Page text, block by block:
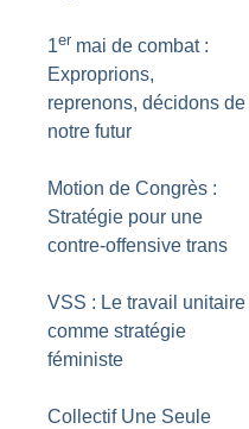
1er mai de combat :
Exproprions,
reprenons, décidons de
notre futur
Motion de Congrès :
Stratégie pour une
contre-offensive trans
VSS : Le travail unitaire
comme stratégie
féministe
Collectif Une Seule